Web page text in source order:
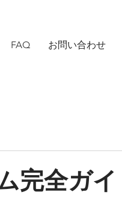
FAQ お問い合わせ
完全ガ